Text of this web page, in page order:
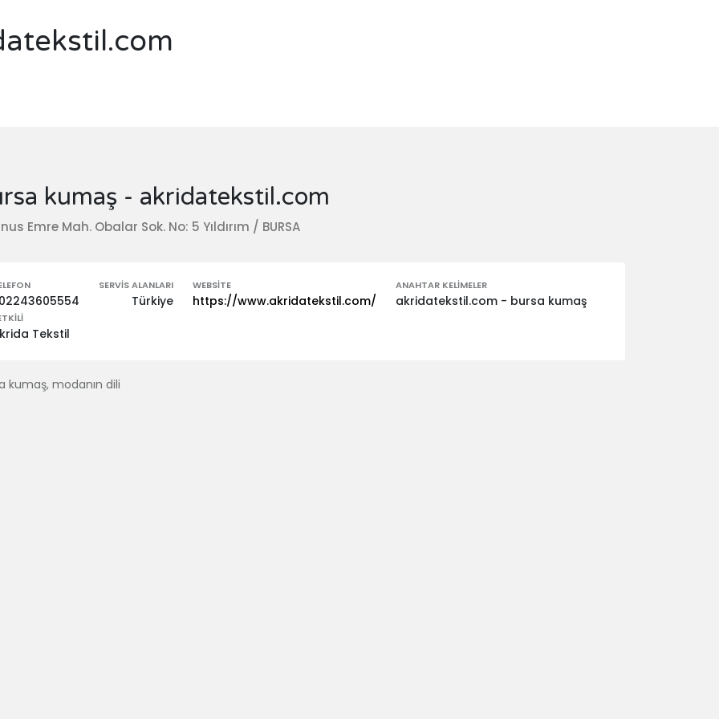
kumaş - akridatekstil.com
Emre Mah. Obalar Sok. No: 5 Yıldırım / BURSA
SERVIS ALANLARI
Türkiye
WEBSITE
https://www.akridatekstil.com/
ANAHTAR KELIMELER
akridatekstil.com - bursa kumaş
Tekstil
kumaş, modanın dili